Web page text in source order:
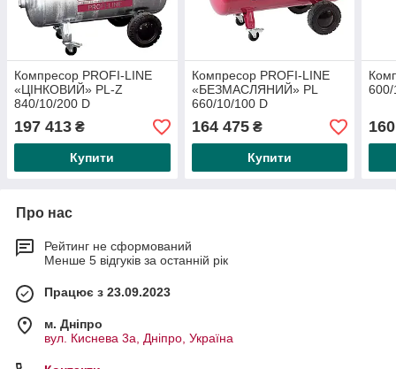
Компресор PROFI-LINE
«ЦІНКОВИЙ» PL-Z
840/10/200 D
197 413 ₴
Купити
Компресор PROFI-LINE
«БЕЗМАСЛЯНИЙ» PL
660/10/100 D
164 475₴
Купити
Про нас
Рейтинг не сформований
Менше 5 відгуків за останній рік
Працює з 23.09.2023
м. Дніпро
вул. Киснева 3а, Дніпро, Україна